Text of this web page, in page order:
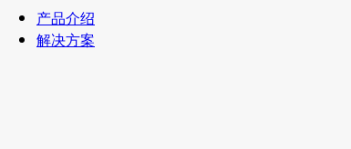
产品介绍
解决方案